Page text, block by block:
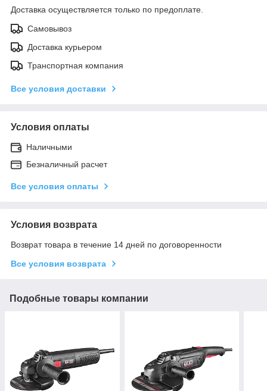
Доставка осуществляется только по предоплате.
Самовывоз
Доставка курьером
Транспортная компания
Все условия доставки
Условия оплаты
Наличными
Безналичный расчет
Все условия оплаты
Условия возврата
Возврат товара в течение 14 дней по договоренности
Все условия возврата
Подобные товары компании